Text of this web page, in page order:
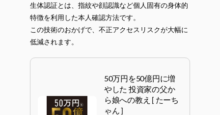
生体認証とは、指紋や顔認識など個人固有の身体的
特徴を利用した本人確認方法です。
この技術のおかげで、不正アクセスリスクが大幅に
低減されます。
50万円を50億円に増
やした 投資家の父か
ら娘への教え [ たーち
ゃん ]